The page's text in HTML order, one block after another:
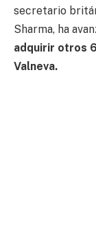
secretario
Sharma, ha
adquirir otros
Valneva.